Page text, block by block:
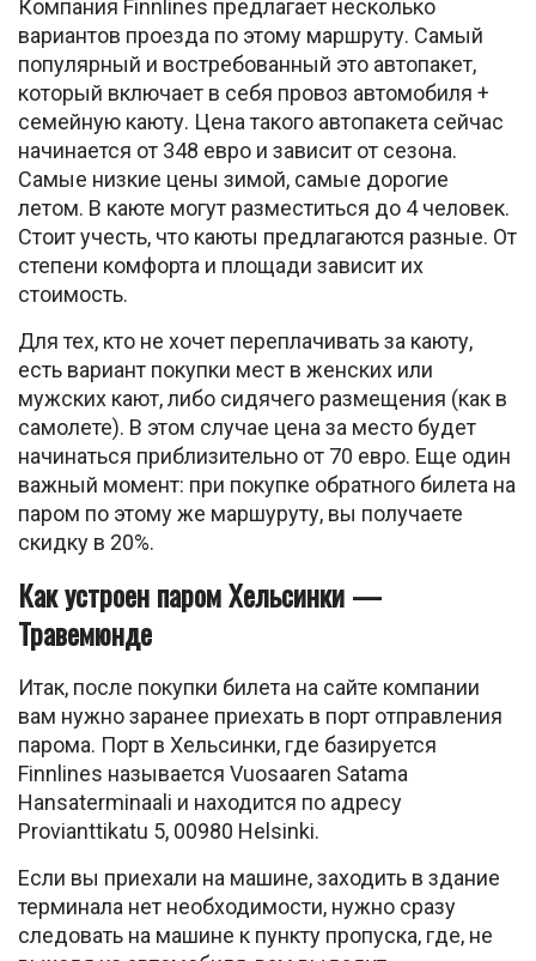
Компания Finnlines предлагает несколько
вариантов проезда по этому маршруту. Самый
популярный и востребованный это автопакет,
который включает в себя провоз автомобиля +
семейную каюту. Цена такого автопакета сейчас
начинается от 348 евро и зависит от сезона.
Самые низкие цены зимой, самые дорогие
летом. В каюте могут разместиться до 4 человек.
Стоит учесть, что каюты предлагаются разные. От
степени комфорта и площади зависит их
стоимость.
Для тех, кто не хочет переплачивать за каюту,
есть вариант покупки мест в женских или
мужских кают, либо сидячего размещения (как в
самолете). В этом случае цена за место будет
начинаться приблизительно от 70 евро. Еще один
важный момент: при покупке обратного билета на
паром по этому же маршуруту, вы получаете
скидку в 20%.
Как устроен паром Хельсинки —
Травемюнде
Итак, после покупки билета на сайте компании
вам нужно заранее приехать в порт отправления
парома. Порт в Хельсинки, где базируется
Finnlines называется Vuosaaren Satama
Hansaterminaali и находится по адресу
Provianttikatu 5, 00980 Helsinki.
Если вы приехали на машине, заходить в здание
терминала нет необходимости, нужно сразу
следовать на машине к пункту пропуска, где, не